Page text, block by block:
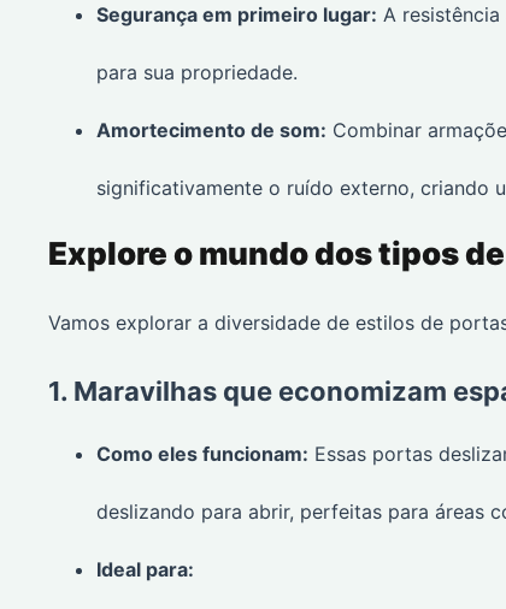
Segurança em primeiro lugar: A
para sua propriedade.
Amortecimento de som: Combinar
significativamente o ruído externo, criando
Explore o mundo dos tipos
Vamos explorar a diversidade de estilos de
1. Maravilhas que economizam
Como eles funcionam: Essas portas
deslizando para abrir, perfeitas para áreas
Ideal para: